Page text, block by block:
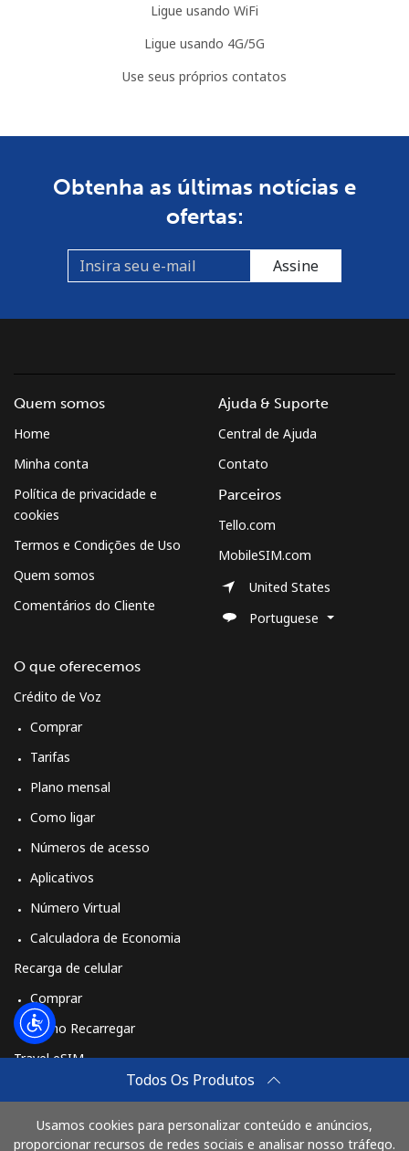
Ligue usando WiFi
Ligue usando 4G/5G
Use seus próprios contatos
Obtenha as últimas notícias e
ofertas:
Assine
Todos Os Produtos
Usamos cookies para personalizar conteúdo e anúncios,
proporcionar recursos de redes sociais e analisar nosso tráfego.
Quem somos
Home
Minha conta
Política de privacidade e
cookies
Termos e Condições de Uso
Quem somos
Comentários do Cliente
O que oferecemos
Crédito de Voz
Comprar
Tarifas
Plano mensal
Como ligar
Números de acesso
Aplicativos
Número Virtual
Calculadora de Economia
Recarga de celular
Comprar
Como Recarregar
Travel eSIM
Como funciona
Ajuda & Suporte
Central de Ajuda
Contato
Parceiros
Tello.com
MobileSIM.com
United States
Portuguese